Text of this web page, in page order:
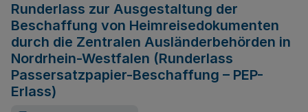
Runderlass zur Ausgestaltung der
Beschaffung von Heimreisedokumenten
durch die Zentralen Ausländerbehörden in
Nordrhein-Westfalen (Runderlass
Passersatzpapier-Beschaffung – PEP-
Erlass)